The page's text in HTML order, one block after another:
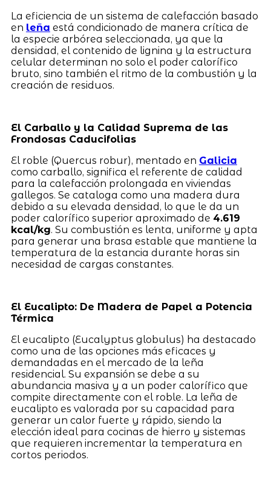
La eficiencia de un sistema de calefacción basado
en leña está condicionado de manera crítica de
la especie arbórea seleccionada, ya que la
densidad, el contenido de lignina y la estructura
celular determinan no solo el poder calorífico
bruto, sino también el ritmo de la combustión y la
creación de residuos.
El Carballo y la Calidad Suprema de las
Frondosas Caducifolias
El roble (Quercus robur), mentado en Galicia
como carballo, significa el referente de calidad
para la calefacción prolongada en viviendas
gallegos. Se cataloga como una madera dura
debido a su elevada densidad, lo que le da un
poder calorífico superior aproximado de 4.619
kcal/kg. Su combustión es lenta, uniforme y apta
para generar una brasa estable que mantiene la
temperatura de la estancia durante horas sin
necesidad de cargas constantes.
El Eucalipto: De Madera de Papel a Potencia
Térmica
El eucalipto (Eucalyptus globulus) ha destacado
como una de las opciones más eficaces y
demandadas en el mercado de la leña
residencial. Su expansión se debe a su
abundancia masiva y a un poder calorífico que
compite directamente con el roble. La leña de
eucalipto es valorada por su capacidad para
generar un calor fuerte y rápido, siendo la
elección ideal para cocinas de hierro y sistemas
que requieren incrementar la temperatura en
cortos periodos.